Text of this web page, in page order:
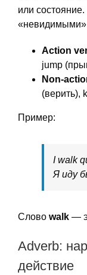
или
Action
jump
Non-
(верить),
Пример:
I walk
Я иду
Слово walk —
Adverb:
действие